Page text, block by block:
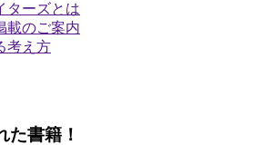
ターズとは
載のご案内
考え方
た書籍！